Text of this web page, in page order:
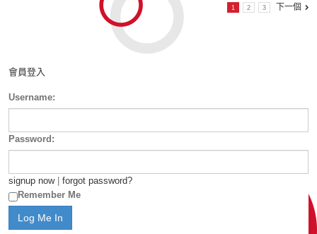
1 2 3 下一個
會員登入
Username:
Password:
signup now| forgot password?
Remember Me